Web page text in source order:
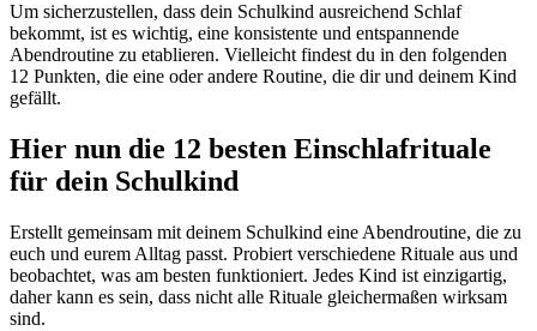
Um sicherzustellen, dass dein Schulkind ausreichend Schlaf
bekommt, ist es wichtig, eine konsistente und entspannende
Abendroutine zu etablieren. Vielleicht findest du in den folgenden
12 Punkten, die eine oder andere Routine, die dir und deinem Kind
gefällt.
Hier nun die 12 besten Einschlafrituale
für dein Schulkind
Erstellt gemeinsam mit deinem Schulkind eine Abendroutine, die zu
euch und eurem Alltag passt. Probiert verschiedene Rituale aus und
beobachtet, was am besten funktioniert. Jedes Kind ist einzigartig,
daher kann es sein, dass nicht alle Rituale gleichermaßen wirksam
sind.